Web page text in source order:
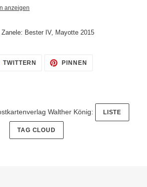
anzeigen
Bester IV, Mayotte 2015
TWITTERN AUF
TWITTER
PINNEN
Walther König: LISTE
TAG CLOUD